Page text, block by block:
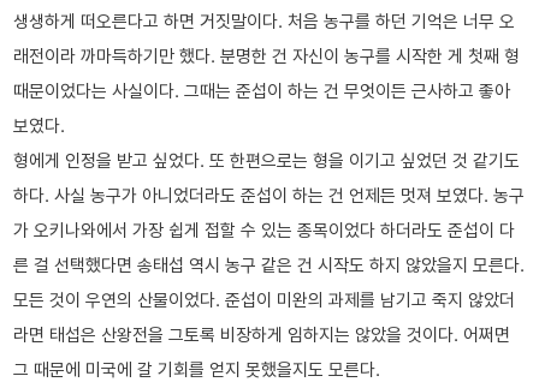
생생하게 떠오른다고 하면 거짓말이다. 처음 농구를 하던 기억은 너무 오
래전이라 까마득하기만 했다. 분명한 건 자신이 농구를 시작한 게 첫째 형
때문이었다는 사실이다. 그때는 준섭이 하는 건 무엇이든 근사하고 좋아
보였다.
형에게 인정을 받고 싶었다. 또 한편으로는 형을 이기고 싶었던 것 같기도
하다. 사실 농구가 아니었더라도 준섭이 하는 건 언제든 멋져 보였다. 농구
가 오키나와에서 가장 쉽게 접할 수 있는 종목이었다 하더라도 준섭이 다
른 걸 선택했다면 송태섭 역시 농구 같은 건 시작도 하지 않았을지 모른다.
모든 것이 우연의 산물이었다. 준섭이 미완의 과제를 남기고 죽지 않았더
라면 태섭은 산왕전을 그토록 비장하게 임하지는 않았을 것이다. 어쩌면
그 때문에 미국에 갈 기회를 얻지 못했을지도 모른다.